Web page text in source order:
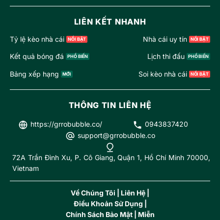
LIÊN KẾT NHANH
Tỷ lệ kèo nhà cái Nhà cái uy tín
Kết quả bóng đá Lịch thi đấu
Bảng xếp hạng Soi kèo nhà cái
THÔNG TIN LIÊN HỆ
https://grrobubble.co/
0943837420
support@grrobubble.co
72A Trần Đình Xu, P. Cô Giang, Quận 1, Hồ Chí Minh 70000,
Vietnam
Về Chúng Tôi Liên Hệ
Điều Khoản Sử Dụng
Chính Sách Bảo Mật | Miễn